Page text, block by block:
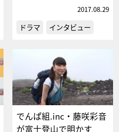
2017.08.29
ドラマ インタビュー
でんぱ組.inc・藤咲彩音
が富士登山で明かす